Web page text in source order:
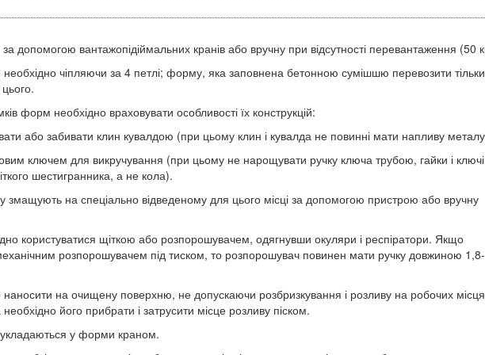
допомогою вантажопідіймальних кранів або вручну при відсутності перевантаження (50
чіпляючи за 4 петлі; форму, яка заповнена бетонною сумішшю перевозити
форм необхідно враховувати особливості їх конструкцій:
або забивати клин кувалдою (при цьому клин і кувалда не повинні мати напливу
ключем для викручування (при цьому не нарощувати ручку ключа трубою, гайки і ключі
шестигранника, а не кола).
на спеціально відведеному для цього місці за допомогою пристрою або вручну
користуватися щіткою або розпорошувачем, одягнувши окуляри і респіратори. Якщо
розпорошувачем під тиском, то розпорошувач повинен мати ручку довжиною
на очищену поверхню, не допускаючи розбризкування і розливу на робочих
його прибрати і затрусити місце розливу піском.
у форми краном.